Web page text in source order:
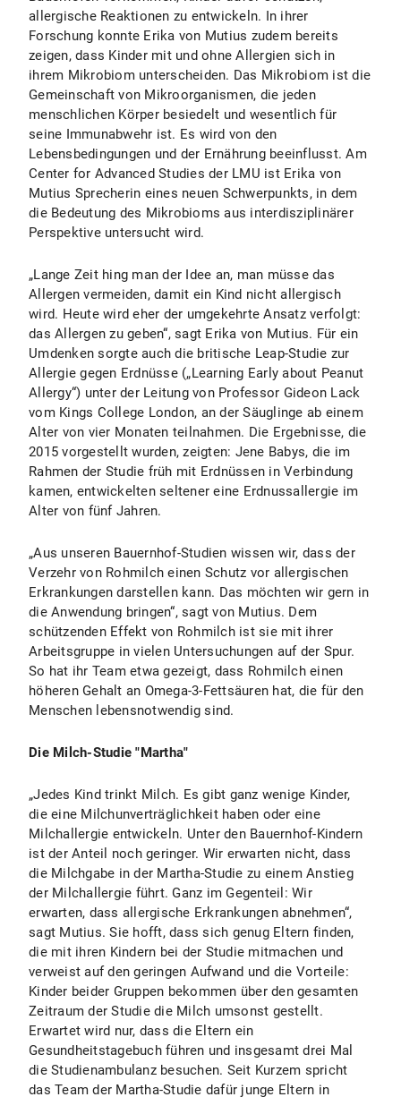
allergische Reaktionen zu entwickeln. In ihrer
Forschung konnte Erika von Mutius zudem bereits
zeigen, dass Kinder mit und ohne Allergien sich in
ihrem Mikrobiom unterscheiden. Das Mikrobiom ist die
Gemeinschaft von Mikroorganismen, die jeden
menschlichen Körper besiedelt und wesentlich für
seine Immunabwehr ist. Es wird von den
Lebensbedingungen und der Ernährung beeinflusst. Am
Center for Advanced Studies der LMU ist Erika von
Mutius Sprecherin eines neuen Schwerpunkts, in dem
die Bedeutung des Mikrobioms aus interdisziplinärer
Perspektive untersucht wird.
„Lange Zeit hing man der Idee an, man müsse das
Allergen vermeiden, damit ein Kind nicht allergisch
wird. Heute wird eher der umgekehrte Ansatz verfolgt:
das Allergen zu geben“, sagt Erika von Mutius. Für ein
Umdenken sorgte auch die britische Leap-Studie zur
Allergie gegen Erdnüsse („Learning Early about Peanut
Allergy“) unter der Leitung von Professor Gideon Lack
vom Kings College London, an der Säuglinge ab einem
Alter von vier Monaten teilnahmen. Die Ergebnisse, die
2015 vorgestellt wurden, zeigten: Jene Babys, die im
Rahmen der Studie früh mit Erdnüssen in Verbindung
kamen, entwickelten seltener eine Erdnussallergie im
Alter von fünf Jahren.
„Aus unseren Bauernhof-Studien wissen wir, dass der
Verzehr von Rohmilch einen Schutz vor allergischen
Erkrankungen darstellen kann. Das möchten wir gern in
die Anwendung bringen“, sagt von Mutius. Dem
schützenden Effekt von Rohmilch ist sie mit ihrer
Arbeitsgruppe in vielen Untersuchungen auf der Spur.
So hat ihr Team etwa gezeigt, dass Rohmilch einen
höheren Gehalt an Omega-3-Fettsäuren hat, die für den
Menschen lebensnotwendig sind.
Die Milch-Studie "Martha"
„Jedes Kind trinkt Milch. Es gibt ganz wenige Kinder,
die eine Milchunverträglichkeit haben oder eine
Milchallergie entwickeln. Unter den Bauernhof-Kindern
ist der Anteil noch geringer. Wir erwarten nicht, dass
die Milchgabe in der Martha-Studie zu einem Anstieg
der Milchallergie führt. Ganz im Gegenteil: Wir
erwarten, dass allergische Erkrankungen abnehmen“,
sagt Mutius. Sie hofft, dass sich genug Eltern finden,
die mit ihren Kindern bei der Studie mitmachen und
verweist auf den geringen Aufwand und die Vorteile:
Kinder beider Gruppen bekommen über den gesamten
Zeitraum der Studie die Milch umsonst gestellt.
Erwartet wird nur, dass die Eltern ein
Gesundheitstagebuch führen und insgesamt drei Mal
die Studienambulanz besuchen. Seit Kurzem spricht
das Team der Martha-Studie dafür junge Eltern in